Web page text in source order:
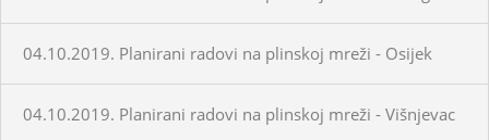
04.10.2019. Planirani radovi na plinskoj mreži - Osijek
04.10.2019. Planirani radovi na plinskoj mreži - Višnjevac